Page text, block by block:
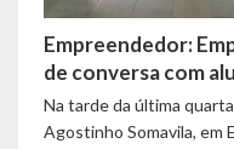
Empreendedor:
de conversa com
Na tarde da última
Agostinho Somavila, em